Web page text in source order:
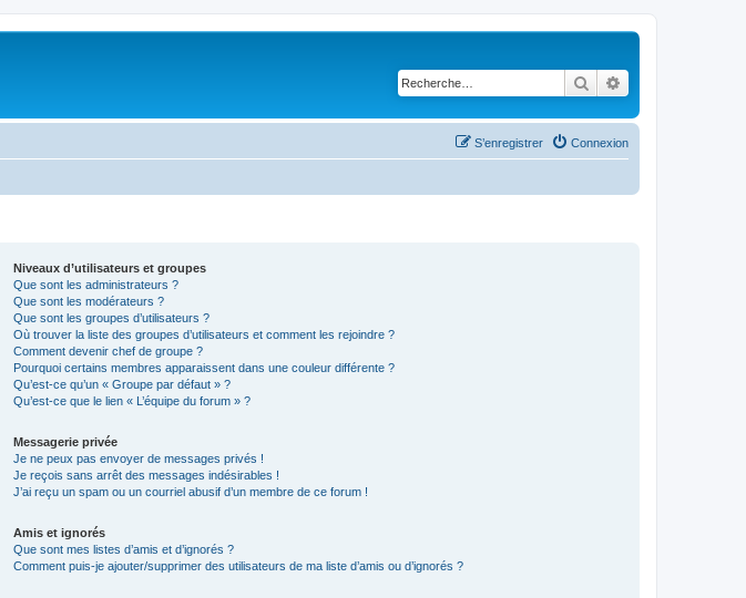
Rechercher
Connexion
S’enregistrer
Niveaux d’utilisateurs et groupes
Que sont les administrateurs ?
Que sont les modérateurs ?
Que sont les groupes d’utilisateurs ?
Où trouver la liste des groupes d’utilisateurs et comment les rejoindre ?
Comment devenir chef de groupe ?
Pourquoi certains membres apparaissent dans une couleur différente ?
Qu’est-ce qu’un « Groupe par défaut » ?
Qu’est-ce que le lien « L’équipe du forum » ?
Messagerie privée
Je ne peux pas envoyer de messages privés !
Je reçois sans arrêt des messages indésirables !
J’ai reçu un spam ou un courriel abusif d’un membre de ce forum !
Amis et ignorés
Que sont mes listes d’amis et d’ignorés ?
Comment puis-je ajouter/supprimer des utilisateurs de ma liste d’amis ou d’ignorés ?